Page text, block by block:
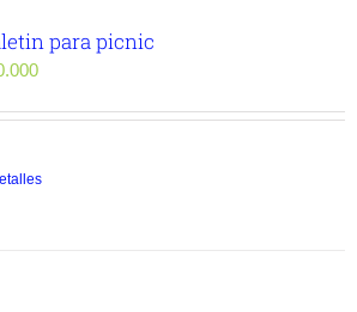
para picnic